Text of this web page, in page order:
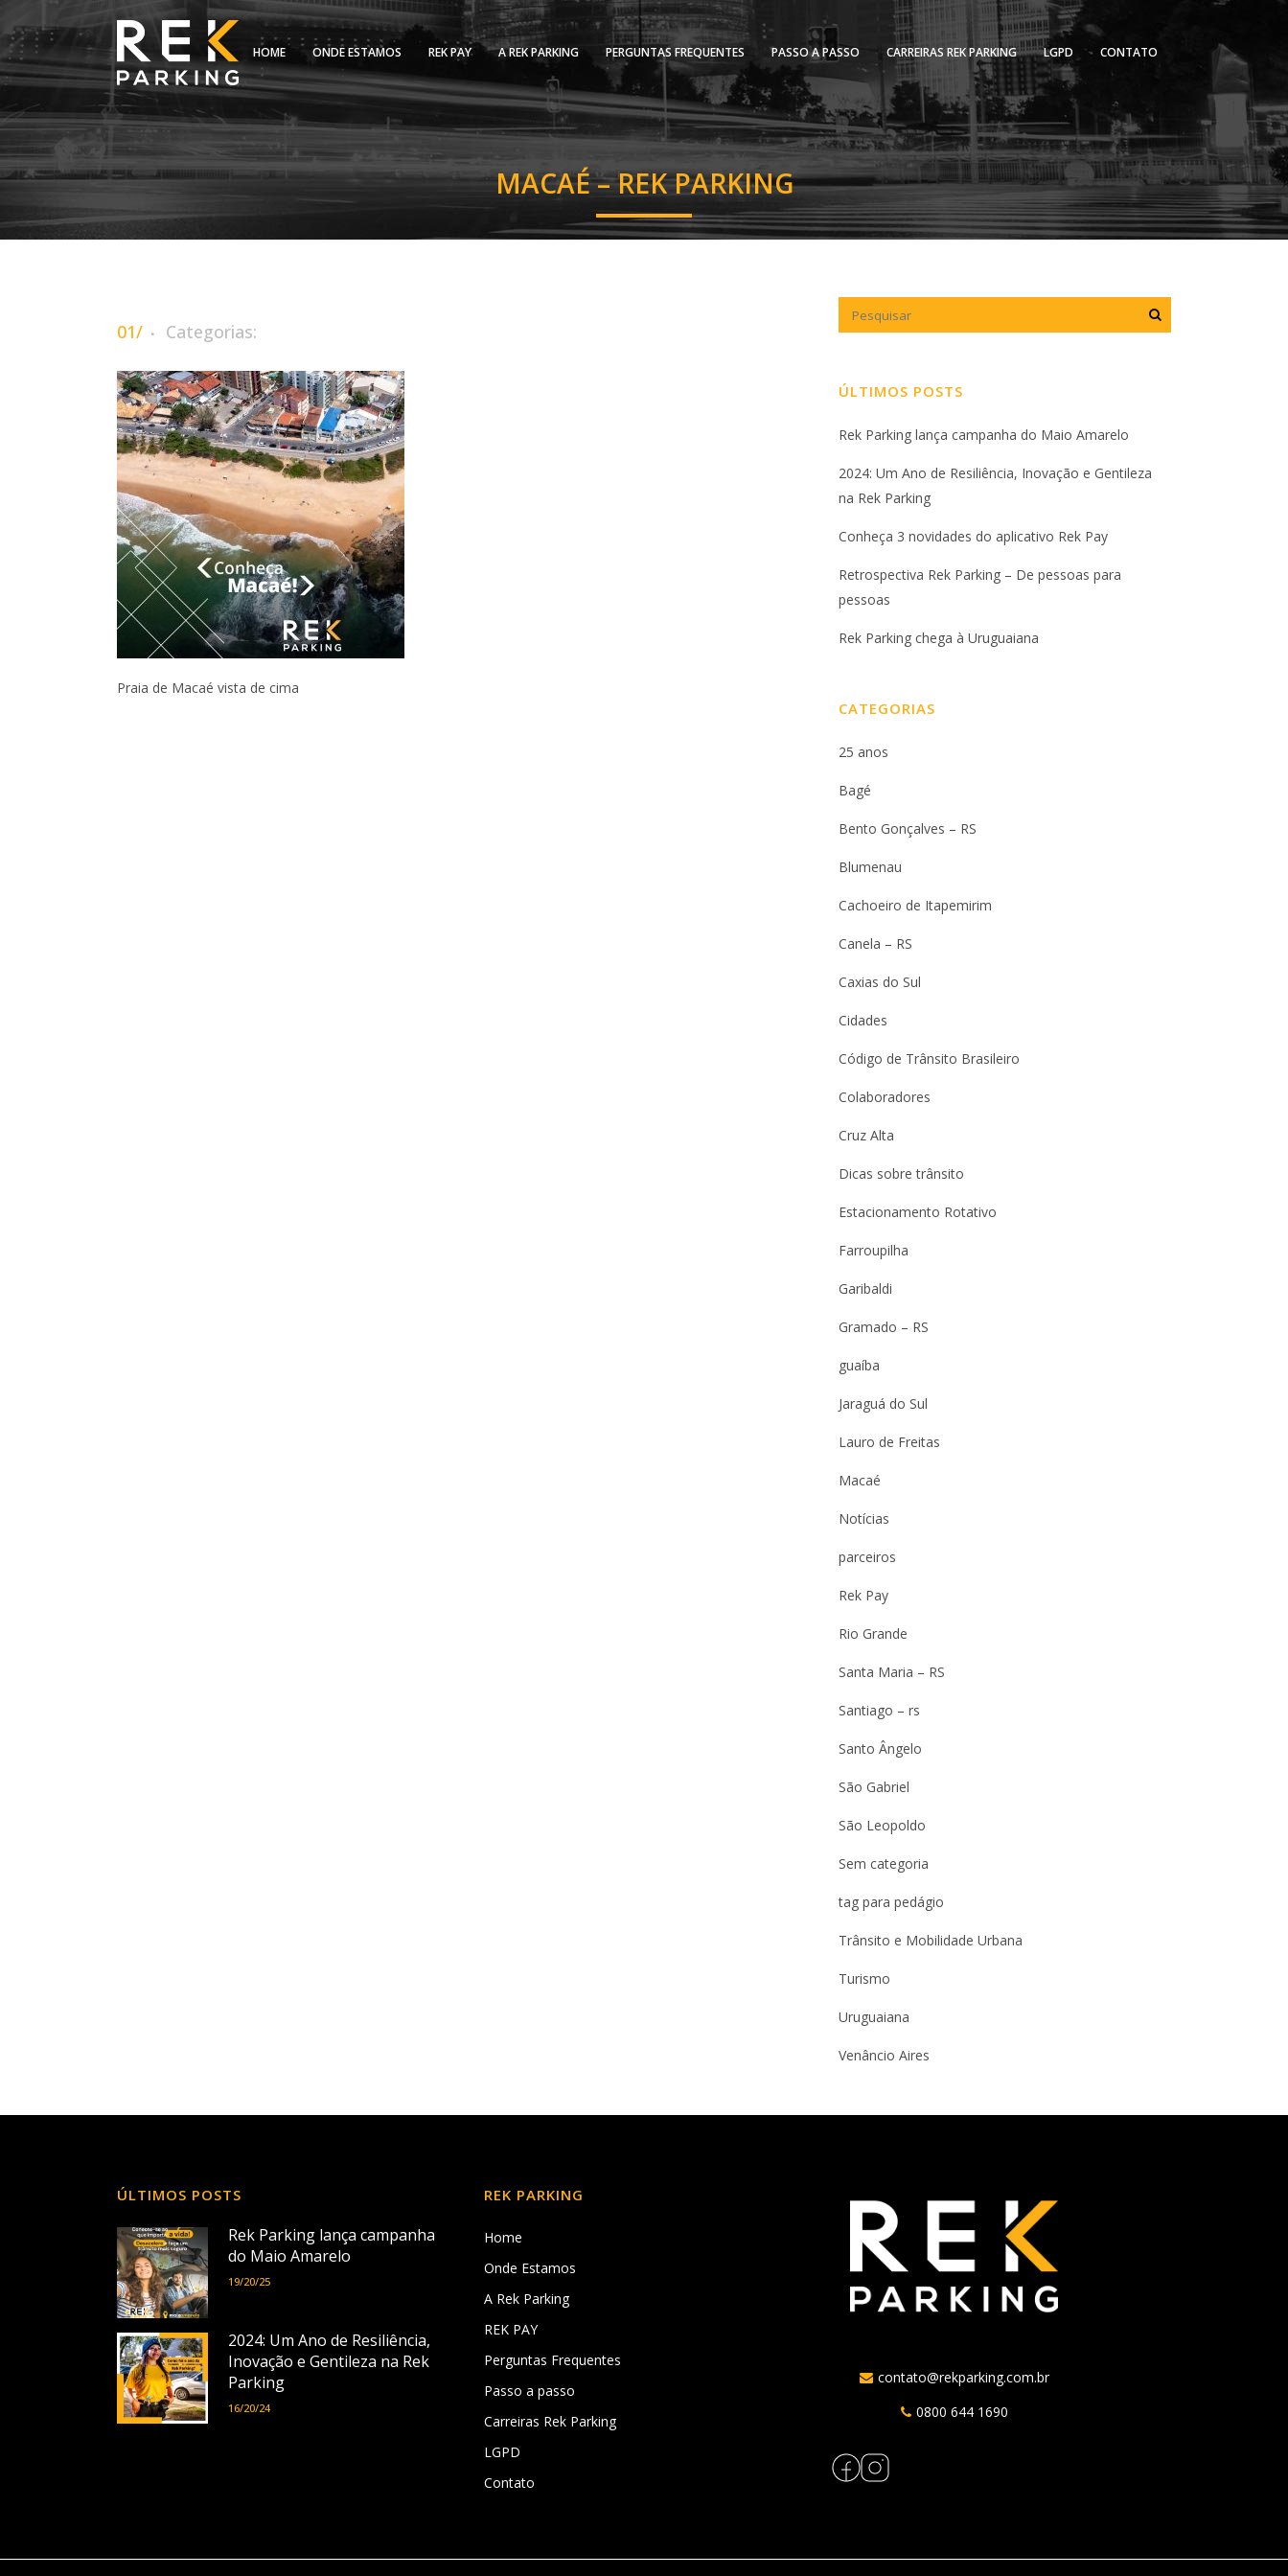
HOME ONDE ESTAMOS REK PAY A REK PARKING PERGUNTAS FREQUENTES PASSO A PASSO CARREIRAS REK PARKING LGPD CONTATO
MACAÉ – REK PARKING
01/ Categorias:
Praia de Macaé vista de cima
ÚLTIMOS POSTS
Rek Parking lança campanha do Maio Amarelo
2024: Um Ano de Resiliência, Inovação e Gentileza
na Rek Parking
Conheça 3 novidades do aplicativo Rek Pay
Retrospectiva Rek Parking – De pessoas para
pessoas
Rek Parking chega à Uruguaiana
CATEGORIAS
25 anos
Bagé
Bento Gonçalves – RS
Blumenau
Cachoeiro de Itapemirim
Canela – RS
Caxias do Sul
Cidades
Código de Trânsito Brasileiro
Colaboradores
Cruz Alta
Dicas sobre trânsito
Estacionamento Rotativo
Farroupilha
Garibaldi
Gramado – RS
guaíba
Jaraguá do Sul
Lauro de Freitas
Macaé
Notícias
parceiros
Rek Pay
Rio Grande
Santa Maria – RS
Santiago – rs
Santo Ângelo
São Gabriel
São Leopoldo
Sem categoria
tag para pedágio
Trânsito e Mobilidade Urbana
Turismo
Uruguaiana
Venâncio Aires
ÚLTIMOS POSTS
Rek Parking lança campanha
do Maio Amarelo
19/20/25
2024: Um Ano de Resiliência,
Inovação e Gentileza na Rek
Parking
16/20/24
REK PARKING
Home
Onde Estamos
A Rek Parking
REK PAY
Perguntas Frequentes
Passo a passo
Carreiras Rek Parking
LGPD
Contato
contato@rekparking.com.br
0800 644 1690